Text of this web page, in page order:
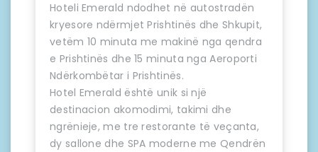
Hoteli Emerald ndodhet në autostradën
kryesore ndërmjet Prishtinës dhe Shkupit,
vetëm 10 minuta me makinë nga qendra
e Prishtinës dhe 15 minuta nga Aeroporti
Ndërkombëtar i Prishtinës.
Hotel Emerald është unik si një
destinacion akomodimi, takimi dhe
ngrënieje, me tre restorante të veçanta,
dy sallone dhe SPA moderne me Qendrën